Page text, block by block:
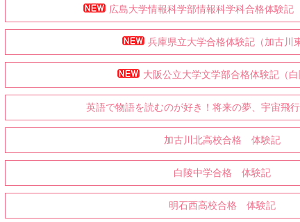
広島大学情報科学部情報科学科合格体験記
兵庫県立大学合格体験記（加古川
大阪公立大学文学部合格体験記（白
英語で物語を読むのが好き！将来の夢、宇宙飛行
加古川北高校合格 体験記
白陵中学合格 体験記
明石西高校合格 体験記